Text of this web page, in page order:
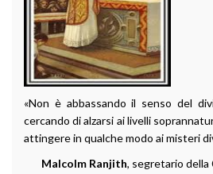
«Non è abbassando il senso del
cercando di alzarsi ai livelli
attingere in qualche modo ai misteri
Malcolm Ranjith, segretario della